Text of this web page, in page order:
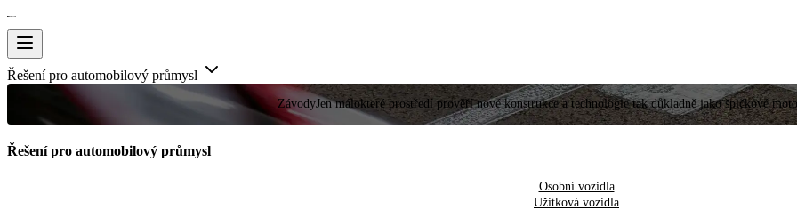
Řešení pro automobilový průmysl
ZávodyJen málokteré prostředí prověří nové konstrukce a technologie tak důkladně jako špičkové
Řešení pro automobilový průmysl
Osobní vozidla
Užitková vozidla